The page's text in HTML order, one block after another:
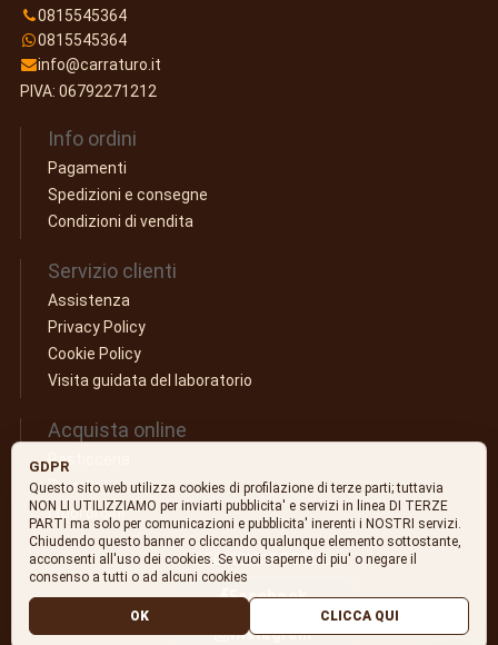
0815545364
0815545364
info@carraturo.it
PIVA: 06792271212
Info ordini
Pagamenti
Spedizioni e consegne
Condizioni di vendita
Servizio clienti
Assistenza
Privacy Policy
Cookie Policy
Visita guidata del laboratorio
Acquista online
Pasticceria
Carrello
I tuoi ordini
SEGUICI SUI SOCIAL
Facebook
Instagram
GDPR
Questo sito web utilizza cookies di profilazione di terze parti; tuttavia
NON LI UTILIZZIAMO per inviarti pubblicita' e servizi in linea DI TERZE
PARTI ma solo per comunicazioni e pubblicita' inerenti i NOSTRI servizi.
Chiudendo questo banner o cliccando qualunque elemento sottostante,
acconsenti all'uso dei cookies. Se vuoi saperne di piu' o negare il
consenso a tutti o ad alcuni cookies
OK CLICCA QUI